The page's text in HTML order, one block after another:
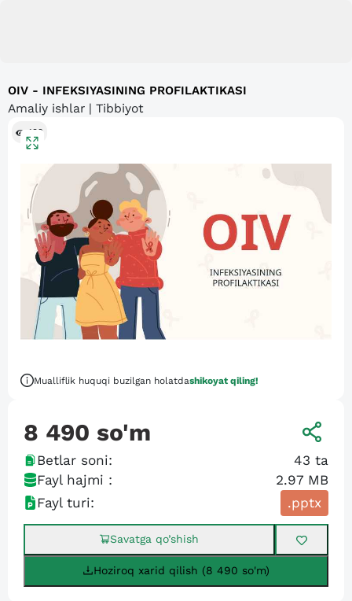
OIV - INFEKSIYASINING PROFILAKTIKASI
Amaliy ishlar | Tibbiyot
192
Mualliflik huquqi buzilgan holatdashikoyat qiling!
8 490 so'm
Betlar soni: 43 ta
Fayl hajmi :
2.97 MB
Fayl turi:
.pptx
Savatga qo’shish
Hoziroq xarid qilish (8 490 so'm)